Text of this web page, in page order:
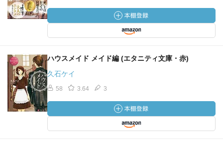
ハウスメイド メイド編 (エタニティ文庫・赤)
久石ケイ
58 3.64 3